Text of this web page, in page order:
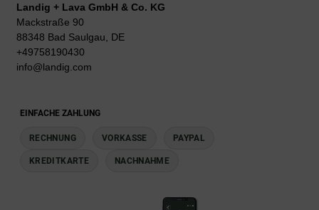
Landig + Lava GmbH & Co. KG
Mackstraße 90
88348 Bad Saulgau, DE
+49758190430
info@landig.com
EINFACHE ZAHLUNG
RECHNUNG VORKASSE PAYPAL
KREDITKARTE NACHNAHME